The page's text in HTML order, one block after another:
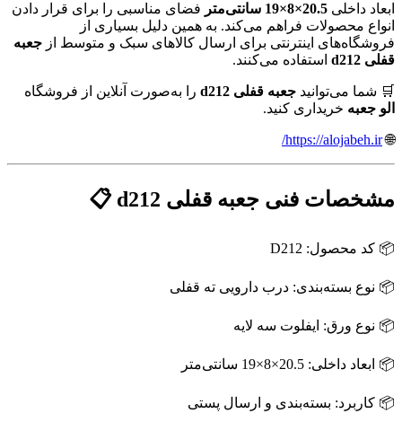
ابعاد داخلی 20.5×8×19 سانتی‌متر
فضای مناسبی را برای قرار دادن
انواع محصولات فراهم می‌کند. به همین دلیل بسیاری از
فروشگاه‌های اینترنتی برای ارسال کالاهای سبک و متوسط از جعبه
قفلی d212
استفاده می‌کنند.
🛒 شما می‌توانید جعبه قفلی d212
را به‌صورت آنلاین از فروشگاه
الو جعبه خریداری کنید.
🌐
https://alojabeh.ir/
مشخصات فنی جعبه قفلی d212 📋
📦 کد محصول: D212
📦 نوع بسته‌بندی: درب دارویی ته قفلی
📦 نوع ورق: ایفلوت سه لایه
📦 ابعاد داخلی: 20.5×8×19 سانتی‌متر
📦 کاربرد: بسته‌بندی و ارسال پستی